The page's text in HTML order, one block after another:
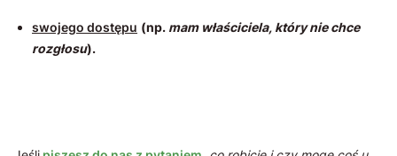
swojego dostępu (np. mam właściciela, który nie chce
rozgłosu).